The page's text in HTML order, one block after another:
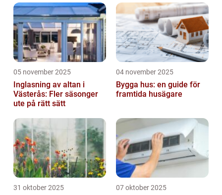
05 november 2025
Inglasning av altan i
Västerås: Fler säsonger
ute på rätt sätt
04 november 2025
Bygga hus: en guide för
framtida husägare
31 oktober 2025 07 oktober 2025